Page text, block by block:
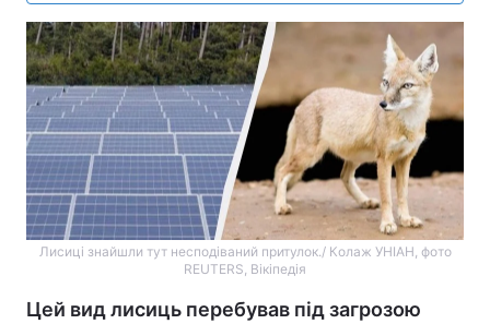
Лисиці знайшли тут несподіваний притулок./ Колаж УНІАН, фото
REUTERS, Вікіпедія
Цей вид лисиць перебував під загрозою